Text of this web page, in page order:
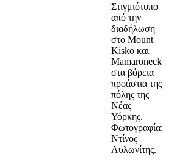
Στιγμιότυπο
από την
διαδήλωση
στο Mount
Kisko και
Mamaroneck
στα βόρεια
προάστια της
πόλης της
Νέας
Υόρκης.
Φωτογραφία:
Ντίνος
Αυλωνίτης.